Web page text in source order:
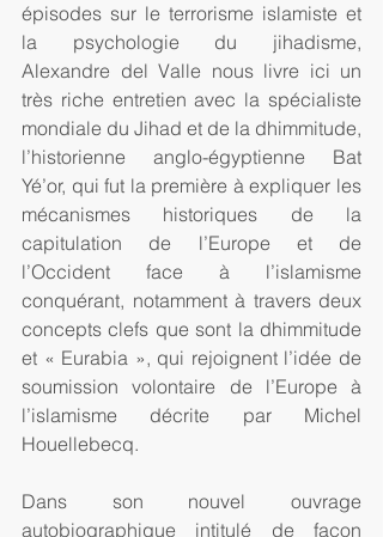
épisodes sur le terrorisme islamiste et
la psychologie du jihadisme,
Alexandre del Valle nous livre ici un
très riche entretien avec la spécialiste
mondiale du Jihad et de la dhimmitude,
l’historienne anglo-égyptienne Bat
Yé’or, qui fut la première à expliquer les
mécanismes historiques de la
capitulation de l’Europe et de
l’Occident face à l’islamisme
conquérant, notamment à travers deux
concepts clefs que sont la dhimmitude
et « Eurabia », qui rejoignent l’idée de
soumission volontaire de l’Europe à
l’islamisme décrite par Michel
Houellebecq.
Dans son nouvel ouvrage
autobiographique intitulé de façon